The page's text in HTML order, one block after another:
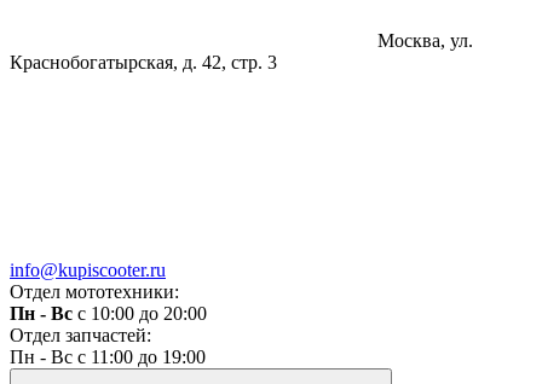
Москва, ул.
Краснобогатырская, д. 42, стр. 3
info@kupiscooter.ru
Отдел мототехники:
Пн - Вс с 10:00 до 20:00
Отдел запчастей:
Пн - Вс с 11:00 до 19:00